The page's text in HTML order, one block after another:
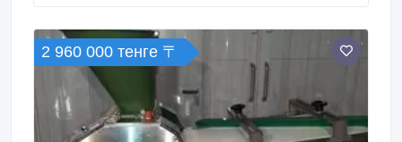
конфигурацию этикетировочной системы в
соответствии с требованиями производства
благодаря модульному принципу системы, модель
легко адаптируется под новые задачи с
минимальным временем перенастройки.
2 960 000 тенге 〒